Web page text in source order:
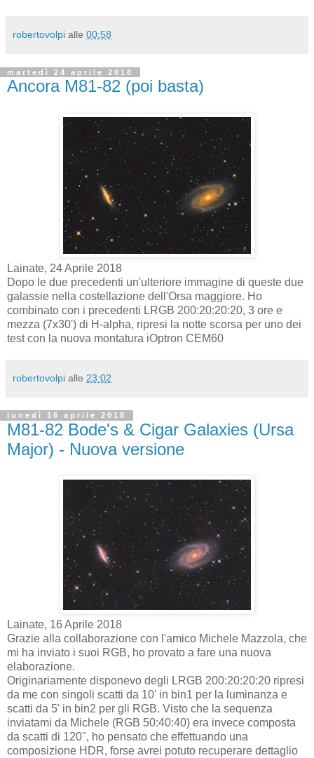
robertovolpi alle 00:58
martedì 24 aprile 2018
Ancora M81-82 (poi basta)
Lainate, 24 Aprile 2018
Dopo le due precedenti un'ulteriore immagine di queste due
galassie nella costellazione dell'Orsa maggiore. Ho
combinato con i precedenti LRGB 200:20:20:20, 3 ore e
mezza (7x30') di H-alpha, ripresi la notte scorsa per uno dei
test con la nuova montatura iOptron CEM60
robertovolpi alle 23:02
lunedì 16 aprile 2018
M81-82 Bode's & Cigar Galaxies (Ursa
Major) - Nuova versione
Lainate, 16 Aprile 2018
Grazie alla collaborazione con l'amico Michele Mazzola, che
mi ha inviato i suoi RGB, ho provato a fare una nuova
elaborazione.
Originariamente disponevo degli LRGB 200:20:20:20 ripresi
da me con singoli scatti da 10' in bin1 per la luminanza e
scatti da 5' in bin2 per gli RGB. Visto che la sequenza
inviatami da Michele (RGB 50:40:40) era invece composta
da scatti di 120", ho pensato che effettuando una
composizione HDR, forse avrei potuto recuperare dettaglio